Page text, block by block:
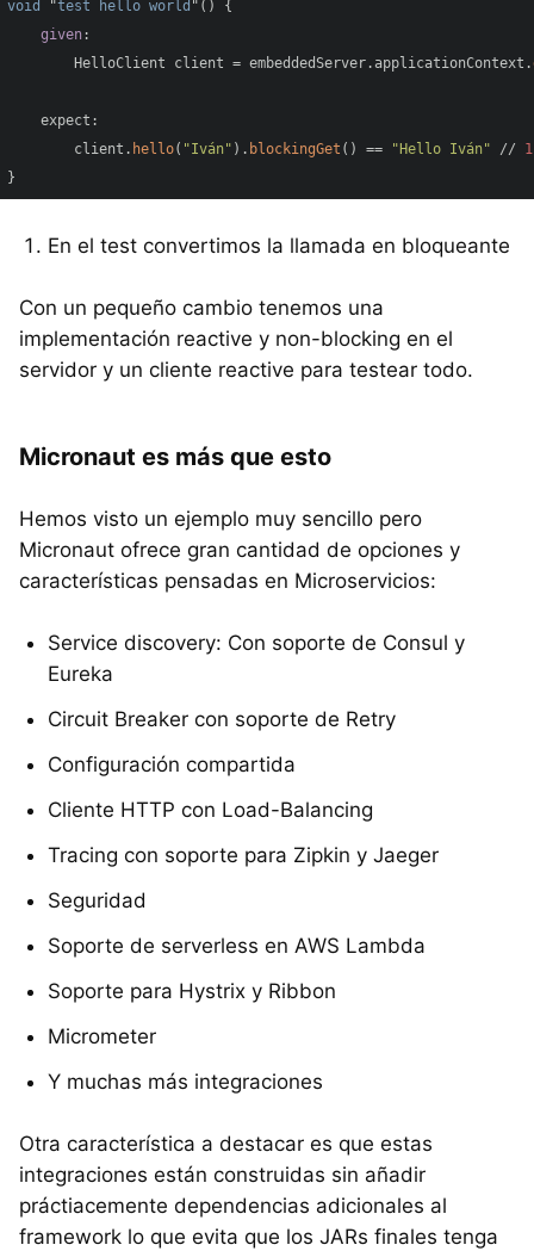
void "test hello world "() {
given :
        HelloClient client = embeddedServer.applicationContext.
    expect:
        client.
hello( "Iván" ). blockingGet () == "Hello Iván" // 1
En el test convertimos la llamada en bloqueante
Con un pequeño cambio tenemos una
implementación reactive y non-blocking en el
servidor y un cliente reactive para testear todo.
Micronaut es más que esto
Hemos visto un ejemplo muy sencillo pero
Micronaut ofrece gran cantidad de opciones y
características pensadas en Microservicios:
Service discovery: Con soporte de Consul y
Eureka
Circuit Breaker con soporte de Retry
Configuración compartida
Cliente HTTP con Load-Balancing
Tracing con soporte para Zipkin y Jaeger
Seguridad
Soporte de serverless en AWS Lambda
Soporte para Hystrix y Ribbon
Micrometer
Y muchas más integraciones
Otra característica a destacar es que estas
integraciones están construidas sin añadir
práctiacemente dependencias adicionales al
framework lo que evita que los JARs finales tenga